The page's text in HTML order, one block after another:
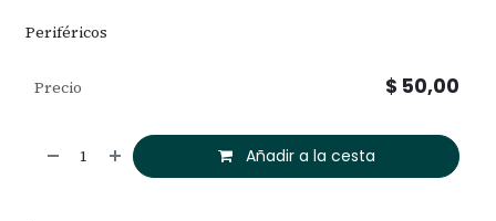
Periféricos
Añadir a la cesta
Precio $ 50,00